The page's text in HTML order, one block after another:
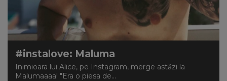
#instalove: Maluma
Inimioara lui Alice, pe Instagram, merge astăzi la
Malumaaaa! "Era o piesa de...